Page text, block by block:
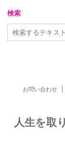
検索
お問い合わせ
人生を取